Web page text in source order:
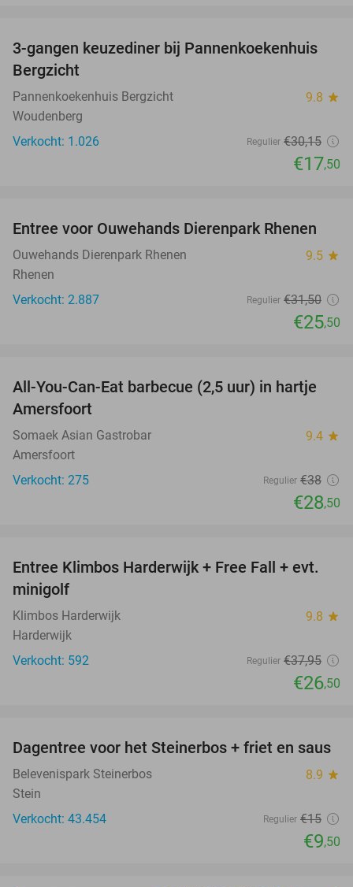
42%
3-gangen keuzediner bij Pannenkoekenhuis
Bergzicht
Pannenkoekenhuis Bergzicht 9.8 star
Woudenberg
Verkocht: 1.026
Regulier €30,15
€17,50
19%
Entree voor Ouwehands Dierenpark Rhenen
Ouwehands Dierenpark Rhenen 9.5 star
Rhenen
Verkocht: 2.887
Regulier €31,50
€25,50
25%
All-You-Can-Eat barbecue (2,5 uur) in hartje
Amersfoort
Somaek Asian Gastrobar 9.4 star
Amersfoort
Verkocht: 275
Regulier €38
€28,50
30%
Entree Klimbos Harderwijk + Free Fall + evt.
minigolf
Klimbos Harderwijk 9.8 star
Harderwijk
Verkocht: 592
Regulier €37,95
€26,50
37%
Dagentree voor het Steinerbos + friet en saus
Belevenispark Steinerbos 8.9 star
Stein
Verkocht: 43.454
Regulier €15
€9,50